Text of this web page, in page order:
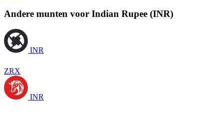
Andere munten voor Indian Rupee (INR)
INR
ZRX
INR